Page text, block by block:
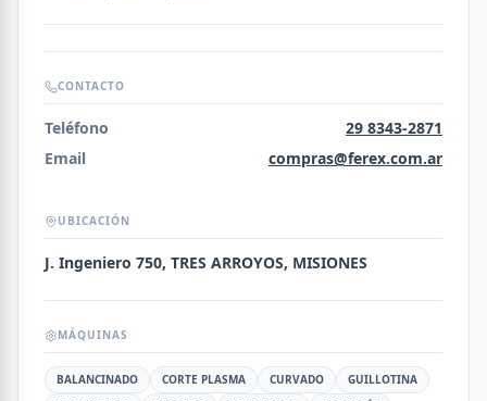
CONTACTO
Teléfono
29 8343-2871
Email
compras@ferex.com.ar
UBICACIÓN
J. Ingeniero 750, TRES ARROYOS, MISIONES
MÁQUINAS
BALANCINADO CORTE PLASMA CURVADO
GUILLOTINA